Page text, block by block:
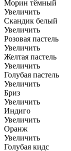
Морин тёмный
Увеличить
Скандик белый
Увеличить
Розовая пастель
Увеличить
Желтая пастель
Увеличить
Голубая пастель
Увеличить
Бриз
Увеличить
Индиго
Увеличить
Оранж
Увеличить
Голубая кидс